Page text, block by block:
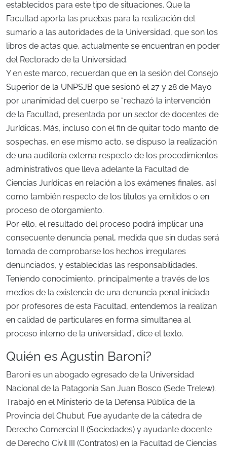
establecidos para este tipo de situaciones. Que la
Facultad aporta las pruebas para la realización del
sumario a las autoridades de la Universidad, que son los
libros de actas que, actualmente se encuentran en poder
del Rectorado de la Universidad.
Y en este marco, recuerdan que en la sesión del Consejo
Superior de la UNPSJB que sesionó el 27 y 28 de Mayo
por unanimidad del cuerpo se “rechazó la intervención
de la Facultad, presentada por un sector de docentes de
Jurídicas. Más, incluso con el fin de quitar todo manto de
sospechas, en ese mismo acto, se dispuso la realización
de una auditoría externa respecto de los procedimientos
administrativos que lleva adelante la Facultad de
Ciencias Jurídicas en relación a los exámenes finales, así
como también respecto de los títulos ya emitidos o en
proceso de otorgamiento.
Por ello, el resultado del proceso podrá implicar una
consecuente denuncia penal, medida que sin dudas será
tomada de comprobarse los hechos irregulares
denunciados, y establecidas las responsabilidades.
Teniendo conocimiento, principalmente a través de los
medios de la existencia de una denuncia penal iniciada
por profesores de esta Facultad, entendemos la realizan
en calidad de particulares en forma simultanea al
proceso interno de la universidad”, dice el texto.
Quién es Agustin Baroni?
Baroni es un abogado egresado de la Universidad
Nacional de la Patagonia San Juan Bosco (Sede Trelew).
Trabajó en el Ministerio de la Defensa Pública de la
Provincia del Chubut. Fue ayudante de la cátedra de
Derecho Comercial II (Sociedades) y ayudante docente
de Derecho Civil III (Contratos) en la Facultad de Ciencias